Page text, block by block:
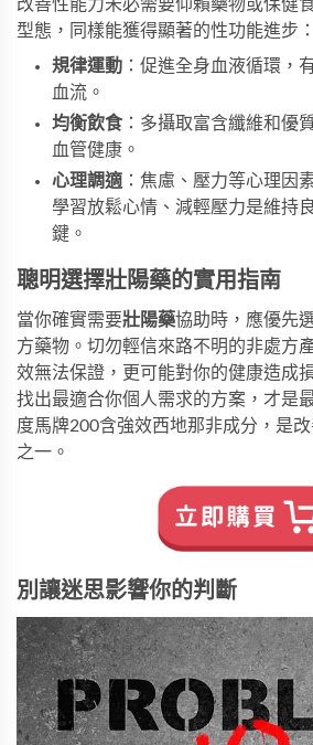
改善性能力未必需要仰賴藥物或保健
型態，同樣能獲得顯著的性功能進步：
規律運動 ：促進全身血液循環，
血流。
均衡飲食：多攝取富含纖維和優
血管健康。
心理調適 ：焦慮、壓力等心理因
學習放鬆心情、減輕壓力是維持
鍵。
聰明選擇壯陽藥的實用指南
當你確實需要壯陽藥協助時，應優先
方藥物。切勿輕信來路不明的非處方
效無法保證，更可能對你的健康造成
找出最適合你個人需求的方案，才是
度馬牌200含強效西地那非成分，是
之一。
別讓迷思影響你的判斷